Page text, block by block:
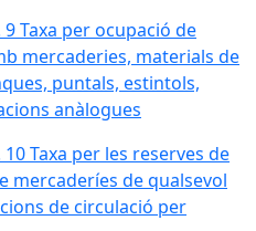
Taxa per ocupació de
mercaderies, materials de
puntals, estintols,
anàlogues
Taxa per les reserves de
mercaderíes de qualsevol
de circulació per